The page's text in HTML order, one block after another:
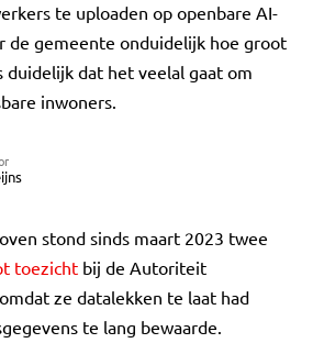
te uploaden op openbare AI-
de gemeente onduidelijk hoe groot
duidelijk dat het veelal gaat om
inwoners.
stond sinds maart 2023 twee
toezicht bij de Autoriteit
ze datalekken te laat had
te lang bewaarde.